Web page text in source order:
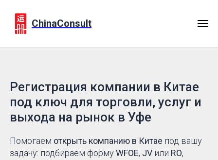
ChinaConsult
Регистрация компании в Китае
под ключ для торговли, услуг и
выхода на рынок в Уфе
Помогаем открыть компанию в Китае под вашу
задачу: подбираем формуWFOE, JV или RO,